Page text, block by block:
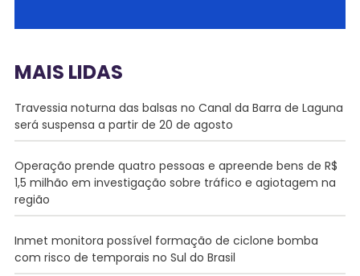
MAIS LIDAS
Travessia noturna das balsas no Canal da Barra de Laguna
será suspensa a partir de 20 de agosto
Operação prende quatro pessoas e apreende bens de R$
1,5 milhão em investigação sobre tráfico e agiotagem na
região
Inmet monitora possível formação de ciclone bomba
com risco de temporais no Sul do Brasil